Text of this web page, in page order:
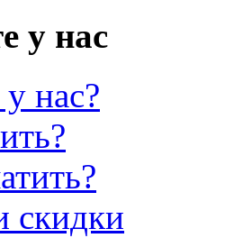
у нас
нас?
скидки